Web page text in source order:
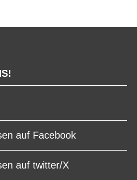
auf Facebook
auf twitter/X